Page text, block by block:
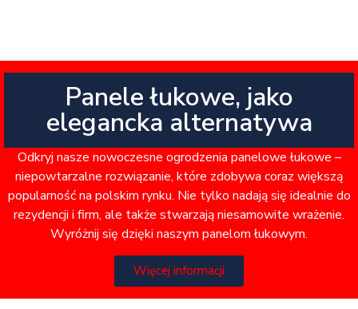
Panele łukowe, jako
elegancka alternatywa
Odkryj nasze nowoczesne ogrodzenia panelowe łukowe –
niepowtarzalne rozwiązanie, które zdobywa coraz większą
popularność na polskim rynku. Nie tylko nadają się idealnie do
rezydencji i firm, ale także stwarzają niesamowite wrażenie.
Wyróżnij się dzięki naszym panelom łukowym.
Więcej informacji